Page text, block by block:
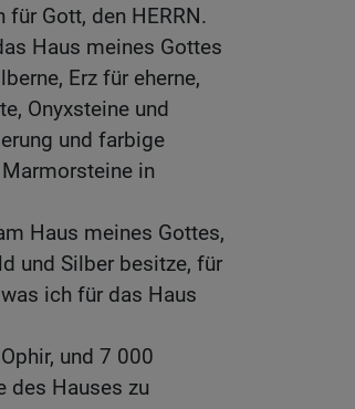
Gott, den HERRN.
Haus meines Gottes
Erz für eherne,
Onyxsteine und
und farbige
in
Haus meines Gottes,
und Silber besitze, für
ich für das Haus
und 7 000
des Hauses zu